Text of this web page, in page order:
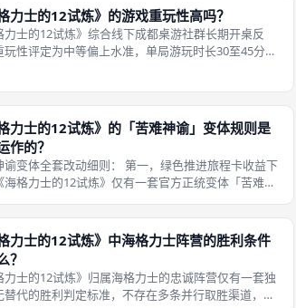
力士的12试炼》的游戏重玩性高吗？
力士的12试炼》综合线下成都桌游社群长期开桌反
玩性评定为中等偏上水准，单局游玩时长30至45分
无随机事件卡牌，全部变数
力士的12试炼》的「苦难神谕」变体规则是
作的？
谕变体全套改动细则： 第一，绿色推进旅程卡收益下
海格力士的12试炼》仅有一套官方正统变体「苦难神
双阵营基础胜利条件、勇气指示物配比等底层框架，
旅程卡结算数值、黄色试
力士的12试炼》中海格力士阵营的胜利条件
？
力士的12试炼》归属海格力士的忠诚阵营仅有一套独
替代的胜利判定标准，不存在多条并行取胜渠道，整